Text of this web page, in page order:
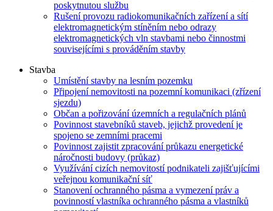
poskytnutou službu
Rušení provozu radiokomunikačních zařízení a sítí
elektromagnetickým stíněním nebo odrazy
elektromagnetických vln stavbami nebo činnostmi
souvisejícími s prováděním stavby
Stavba
Umístění stavby na lesním pozemku
Připojení nemovitosti na pozemní komunikaci (zřízení
sjezdu)
Občan a pořizování územních a regulačních plánů
Povinnost stavebníků staveb, jejichž provedení je
spojeno se zemními pracemi
Povinnost zajistit zpracování průkazu energetické
náročnosti budovy (průkaz)
Využívání cizích nemovitostí podnikateli zajišťujícími
veřejnou komunikační síť
Stanovení ochranného pásma a vymezení práv a
povinností vlastníka ochranného pásma a vlastníků